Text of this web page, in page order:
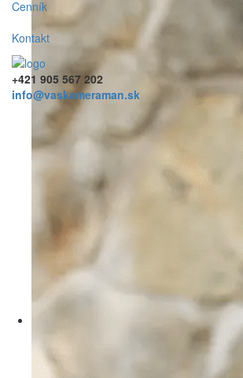
Cenník
Kontakt
+421 905 567 202
info@vaskameraman.sk